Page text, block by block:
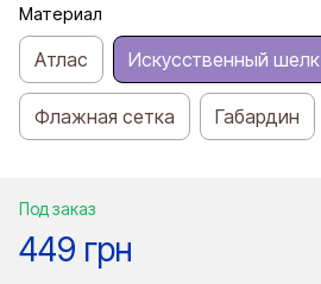
Материал
Атлас Искусственный шелк
Флажная сетка Габардин
Под заказ
449 грн